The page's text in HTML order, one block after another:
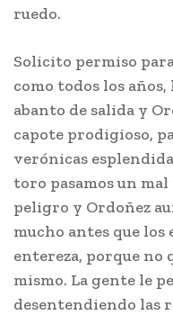
ruedo.
Solicito permiso
como todos los
abanto de salida y
capote prodigioso,
verónicas
toro pasamos un
peligro y Ordoñez
mucho antes que los
entereza, porque no
mismo. La gente le
desentendiendo las